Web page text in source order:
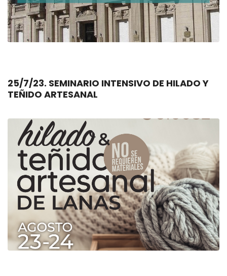
25/7/23. SEMINARIO INTENSIVO DE HILADO Y
TEÑIDO ARTESANAL